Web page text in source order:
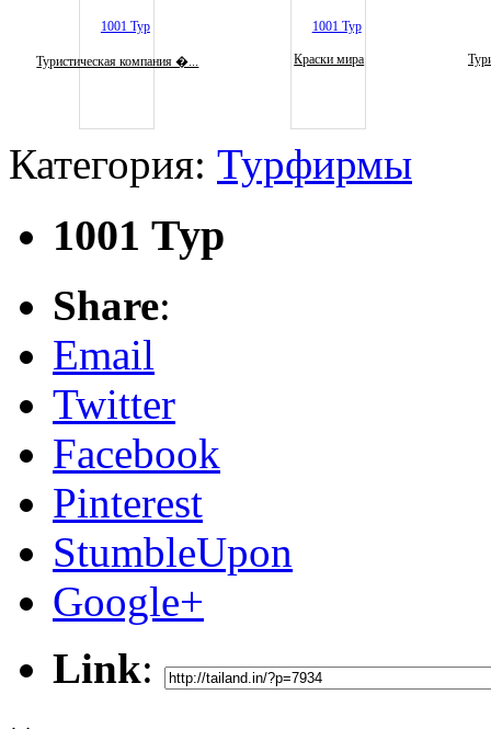
Туристическая компания �... Краски мира
Категория: Турфирмы
1001 Тур
Share:
Email
Twitter
Facebook
Pinterest
StumbleUpon
Google+
Link: